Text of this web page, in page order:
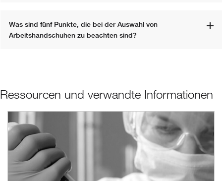
Was sind fünf Punkte, die bei der Auswahl von
Arbeitshandschuhen zu beachten sind?
Ressourcen und verwandte Informationen